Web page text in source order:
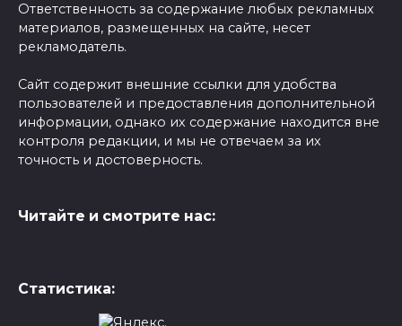
Ответственность за содержание любых рекламных
материалов, размещенных на сайте, несет
рекламодатель.
Сайт содержит внешние ссылки для удобства
пользователей и предоставления дополнительной
информации, однако их содержание находится вне
контроля редакции, и мы не отвечаем за их
точность и достоверность.
Читайте и смотрите нас:
Статистика: